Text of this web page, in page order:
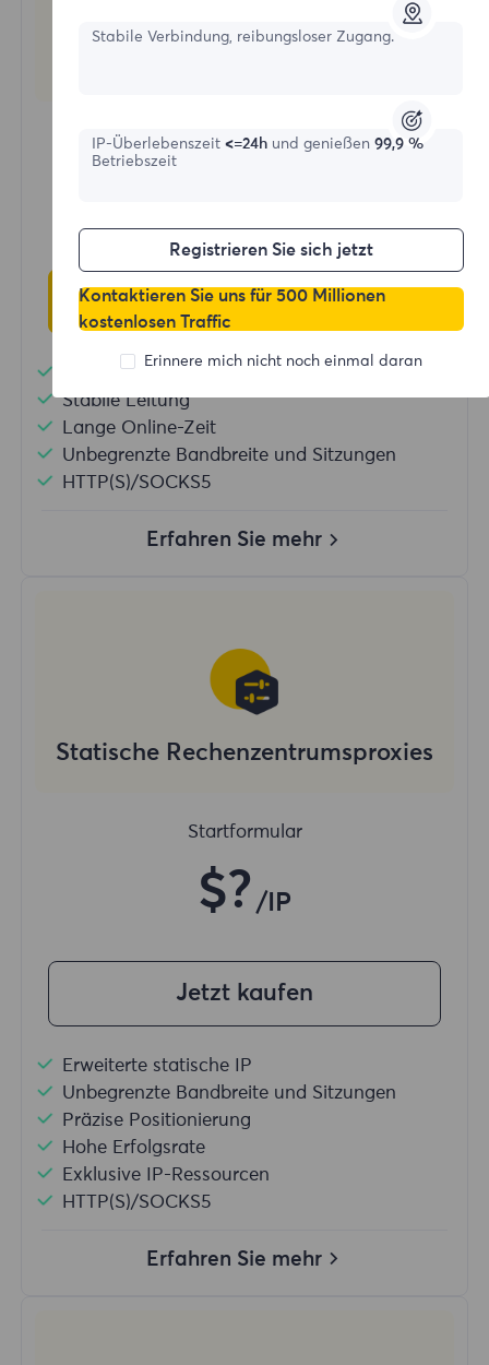
Startformular
Jetzt kaufen
Erweiterte statische IP
Stabile Leitung
Lange Online-Zeit
Unbegrenzte Bandbreite und Sitzungen
HTTP(S)/SOCKS5
Erfahren Sie mehr
Statische Rechenzentrumsproxies
Startformular
$? /IP
Jetzt kaufen
Erweiterte statische IP
Unbegrenzte Bandbreite und Sitzungen
Präzise Positionierung
Hohe Erfolgsrate
Exklusive IP-Ressourcen
HTTP(S)/SOCKS5
Erfahren Sie mehr
Stabile Verbindung, reibungsloser Zugang.
IP-Überlebenszeit<=24h und genießen99,9 %
Betriebszeit
Registrieren Sie sich jetzt
Kontaktieren Sie uns für 500 Millionen
kostenlosen Traffic
Erinnere mich nicht noch einmal daran